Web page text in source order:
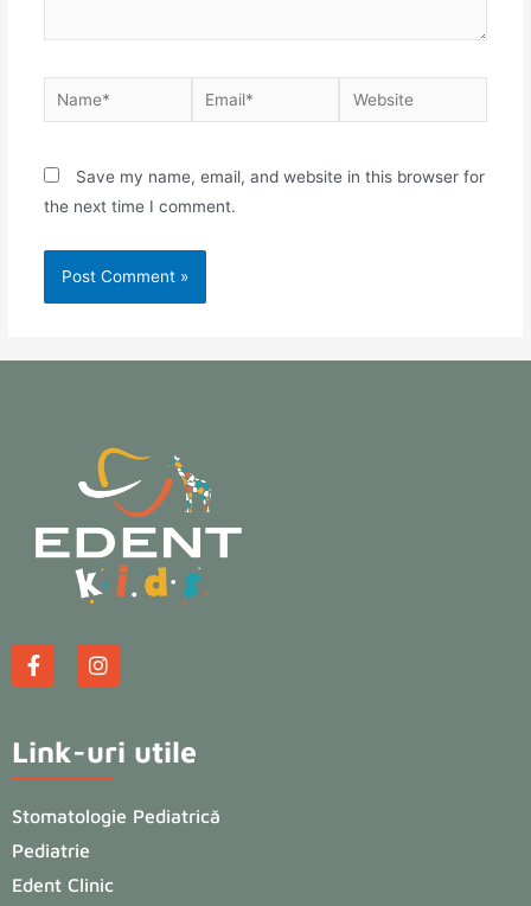
Save my name, email, and website in this browser for
the next time I comment.
Link-uri utile
Stomatologie Pediatrică
Pediatrie
Edent Clinic